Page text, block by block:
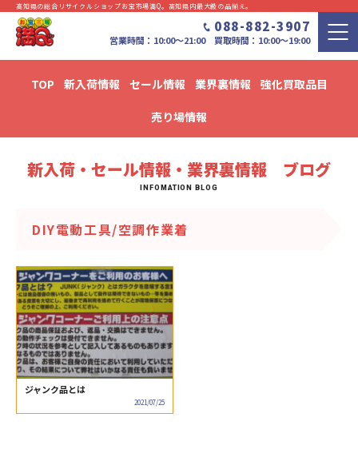
高知県の総合リサイクルショップお宝市場満Q。⾼知県内最⼤級の品揃え。
088-882-3907
営業時間：10:00〜21:00 買取時間：10:00～19:00
TOP 新入荷情報 セール情報 業界裏情報 強化買取品目
売り場情報
新入荷・セール情報・業界裏情報 ブログ
新入荷・セール情報・業界裏情報 ブログ
DIY電動工具/空調作業着
ジャンク品とは
2021/07/25